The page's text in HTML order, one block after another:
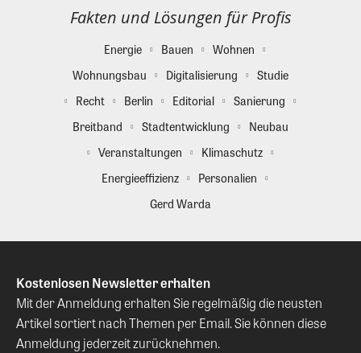
Fakten und Lösungen für Profis
Energie Bauen
Wohnen
Wohnungsbau
Digitalisierung
Studie
Recht
Berlin Editorial
Sanierung
Breitband
Stadtentwicklung
Neubau
Veranstaltungen
Klimaschutz
Energieeffizienz
Personalien
Gerd Warda
Kostenlosen Newsletter erhalten
Mit der Anmeldung erhalten Sie regelmäßig die neusten
Artikel sortiert nach Themen per Email. Sie können diese
Anmeldung jederzeit zurücknehmen.